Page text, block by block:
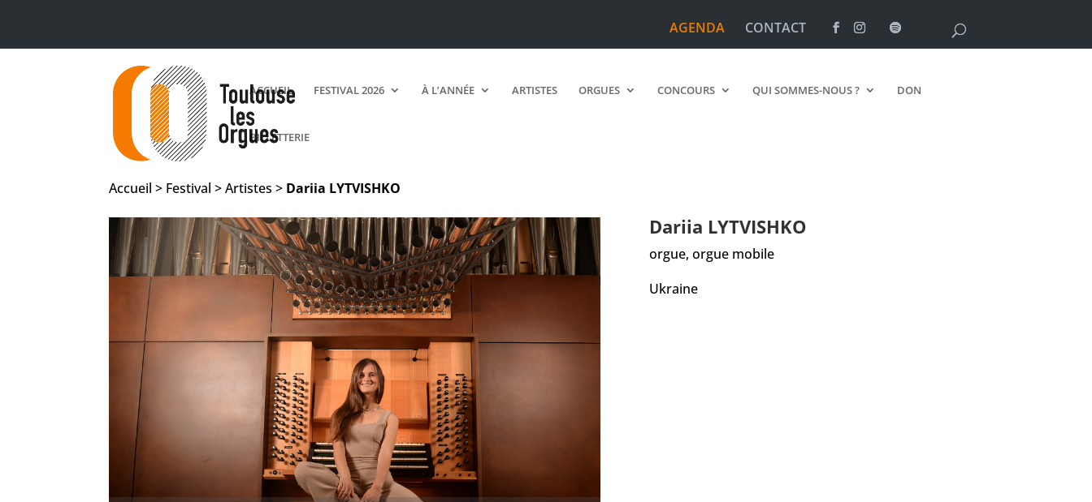
AGENDA CONTACT
ACCUEIL FESTIVAL 2026 À L’ANNÉE ARTISTES ORGUES CONCOURS QUI SOMMES-NOUS ? DON
BILLETTERIE
Accueil > Festival > Artistes > Dariia LYTVISHKO
Dariia LYTVISHKO
orgue, orgue mobile
Ukraine